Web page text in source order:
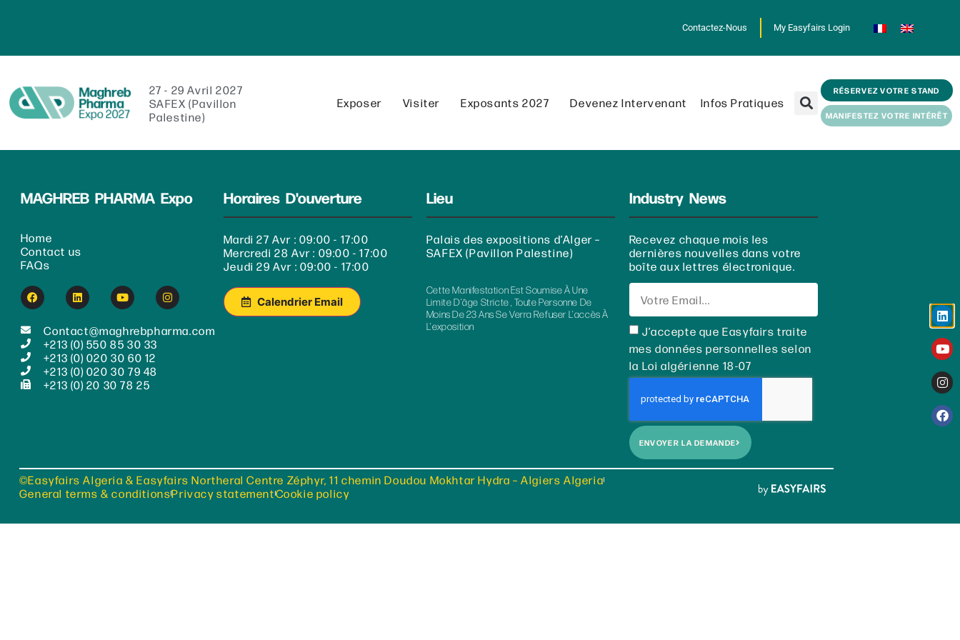
Contactez-Nous My Easyfairs Login
27 - 29 Avril 2027
SAFEX (Pavillon
Palestine)
Exposer Visiter Exposants 2027 Devenez Intervenant Infos Pratiques
RÉSERVEZ VOTRE STAND
MANIFESTEZ VOTRE INTÉRÊT
MAGHREB PHARMA Expo
Home
Contact us
FAQs
Contact@maghrebpharma.com
+213 (0) 550 85 30 33
+213 (0) 020 30 60 12
+213 (0) 020 30 79 48
+213 (0) 20 30 78 25
Horaires D'ouverture
Mardi 27 Avr : 09:00 - 17:00
Mercredi 28 Avr : 09:00 - 17:00
Jeudi 29 Avr : 09:00 - 17:00
Calendrier Email
Lieu
Palais des expositions d’Alger –
SAFEX (Pavillon Palestine)
Cette Manifestation Est Soumise À Une
Limite D’âge Stricte , Toute Personne De
Moins De 23 Ans Se Verra Refuser L’accès À
L’exposition
Industry News
Recevez chaque mois les
dernières nouvelles dans votre
boîte aux lettres électronique.
J’accepte que Easyfairs traite
mes données personnelles selon
la Loi algérienne 18-07
ENVOYER LA DEMANDE
©Easyfairs Algeria & Easyfairs Northeral Centre Zéphyr, 11 chemin Doudou Mokhtar Hydra – Algiers Algeria
General terms & conditionsPrivacy statementCookie policy